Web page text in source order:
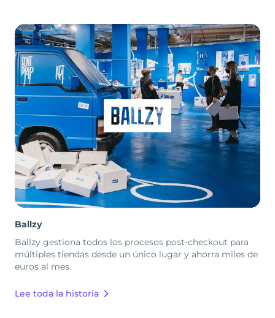
Ballzy
Ballzy gestiona todos los procesos post-checkout para
múltiples tiendas desde un único lugar y ahorra miles de
euros al mes.
Lee toda la historia